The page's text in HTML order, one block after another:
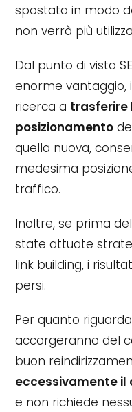
spostata in modo
non verrà più
Dal punto di vista
enorme vantaggio,
ricerca a trasferire
posizionamento
quella nuova,
medesima
traffico.
Inoltre, se prima
state attuate
link building, i
persi.
Per quanto
accorgeranno del
buon
eccessivamente
e non richiede